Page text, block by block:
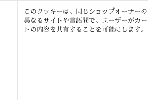
このクッキーは、同じショップオーナーの
異なるサイトや言語間で、ユーザーがカー
トの内容を共有することを可能にします。